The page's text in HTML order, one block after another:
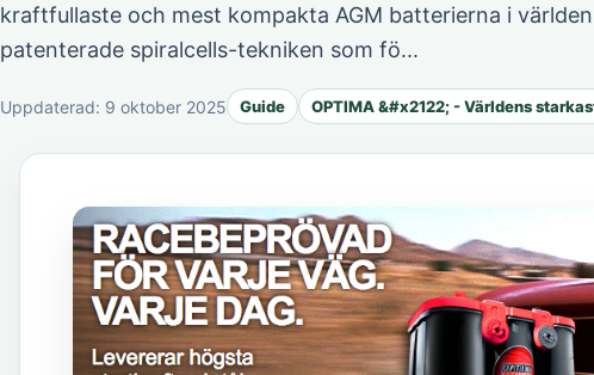
kraftfullaste och mest kompakta AGM batterierna i
patenterade spiralcells-tekniken som fö...
Uppdaterad: 9 oktober 2025 Guide OPTIMA &#x2122; - Världens